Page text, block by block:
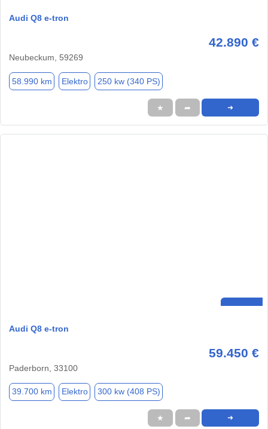
Audi Q8 e-tron
42.890 €
Neubeckum, 59269
58.990 km Elektro 250 kw (340 PS)
★ ➦ ➜
Audi Q8 e-tron
59.450 €
Paderborn, 33100
39.700 km Elektro 300 kw (408 PS)
★ ➦ ➜